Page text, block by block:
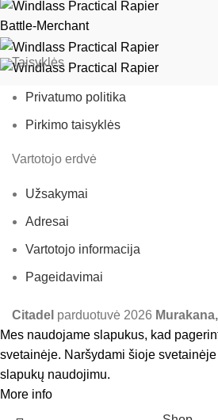
Battle-Merchant
Taisyklės
Privatumo politika
Pirkimo taisyklės
Vartotojo erdvė
Užsakymai
Adresai
Vartotojo informacija
Pageidavimai
Citadel parduotuvė 2026
Mes naudojame slapukus, kad
svetainėje. Naršydami šioje
slapukų naudojimu.
More info